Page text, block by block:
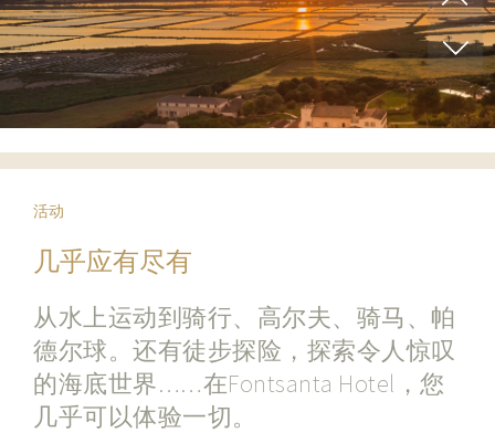
活动
几乎应有尽有
从水上运动到骑行、高尔夫、骑马、帕
德尔球。还有徒步探险，探索令人惊叹
的海底世界……在Fontsanta Hotel，您
几乎可以体验一切。